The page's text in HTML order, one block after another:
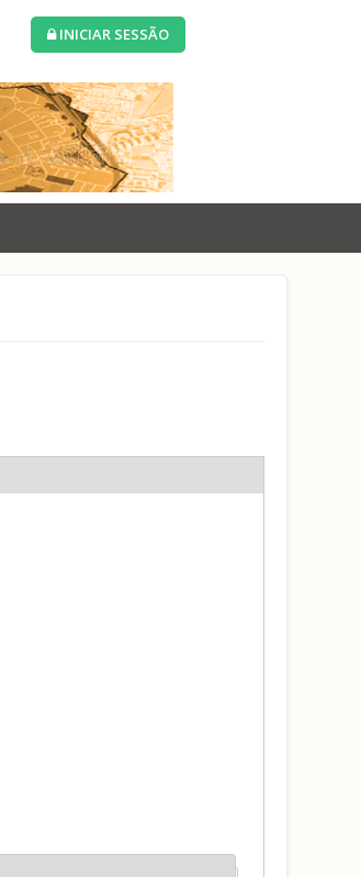
INICIAR SESSÃO